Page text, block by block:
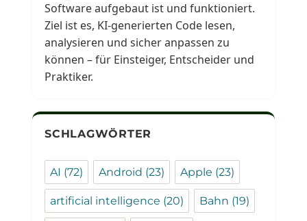
Software aufgebaut ist und funktioniert.
Ziel ist es, KI-generierten Code lesen,
analysieren und sicher anpassen zu
können – für Einsteiger, Entscheider und
Praktiker.
SCHLAGWÖRTER
AI (72) Android (23) Apple (23)
artificial intelligence (20) Bahn (19)